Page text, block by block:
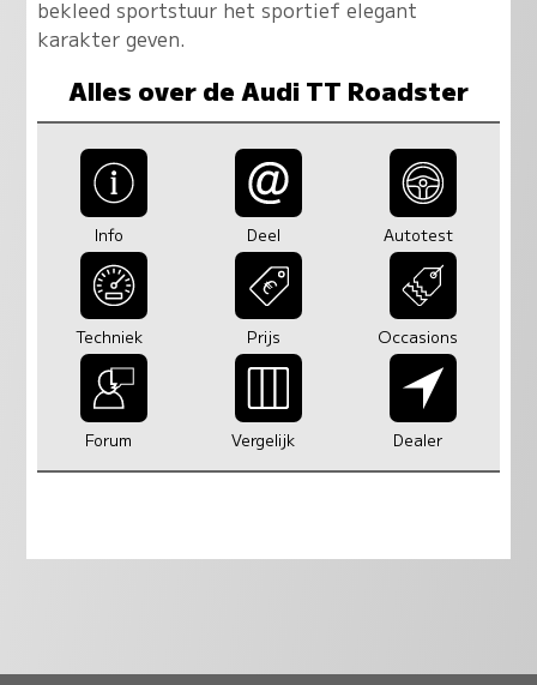
bekleed sportstuur het sportief elegant
karakter geven.
Alles over de Audi TT Roadster
Info Deel Autotest
Techniek Prijs Occasions
Forum Vergelijk Dealer